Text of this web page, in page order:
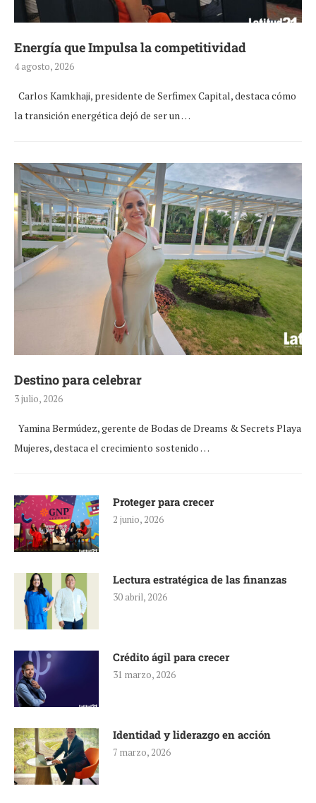
Energía que Impulsa la competitividad
4 agosto, 2026
Carlos Kamkhaji, presidente de Serfimex Capital, destaca cómo
la transición energética dejó de ser un …
Destino para celebrar
3 julio, 2026
Yamina Bermúdez, gerente de Bodas de Dreams & Secrets Playa
Mujeres, destaca el crecimiento sostenido …
Proteger para crecer
2 junio, 2026
Lectura estratégica de las finanzas
30 abril, 2026
Crédito ágil para crecer
31 marzo, 2026
Identidad y liderazgo en acción
7 marzo, 2026